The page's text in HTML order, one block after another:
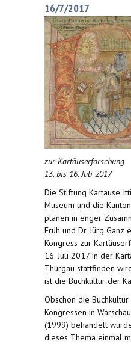
16/7/2017
zur Kartäuserforschung
13. bis 16. Juli 2017
Die Stiftung Kartause
Museum und die
planen in enger
Früh und Dr. Jürg Ganz
Kongress zur
16. Juli 2017 in der
Thurgau stattfinden
ist die Buchkultur der
Obschon die
Kongressen in
(1999) behandelt
dieses Thema einmal